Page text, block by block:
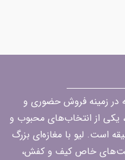
از ۶ سال سابقه در زمینه فروش حضوری و
یکی از انتخاب‌های محبوب و
است. لیو با مغازه‌ای بزرگ
ست‌های خاص کیف و کفش،